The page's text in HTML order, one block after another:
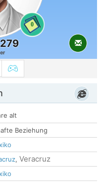
0
alt
Beziehung
, Veracruz